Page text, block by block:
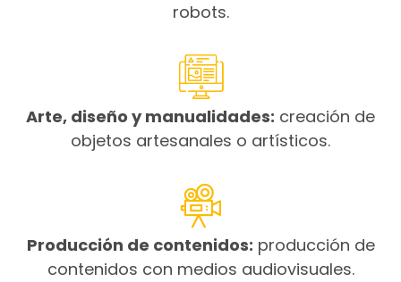
robots.
Arte, diseño y manualidades: creación de
objetos artesanales o artísticos.
Producción de contenidos: producción de
contenidos con medios audiovisuales.